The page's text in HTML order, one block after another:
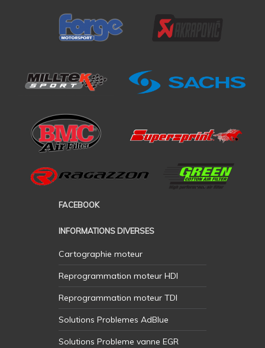
FACEBOOK
INFORMATIONS DIVERSES
Cartographie moteur
Reprogrammation moteur HDI
Reprogrammation moteur TDI
Solutions Problemes AdBlue
Solutions Probleme vanne EGR